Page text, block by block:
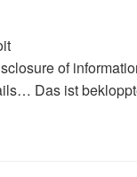
of
Das ist